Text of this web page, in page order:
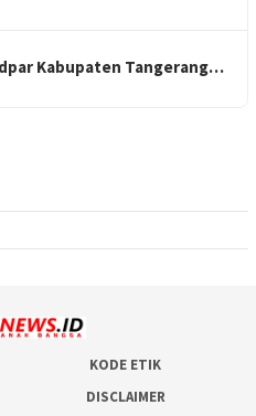
Kabupaten Tangerang…
KODE ETIK
DISCLAIMER